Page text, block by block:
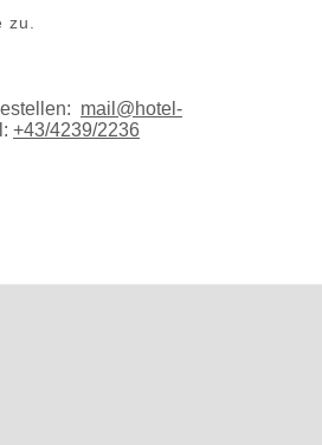
zu.
mail@hotel-
+43/4239/2236